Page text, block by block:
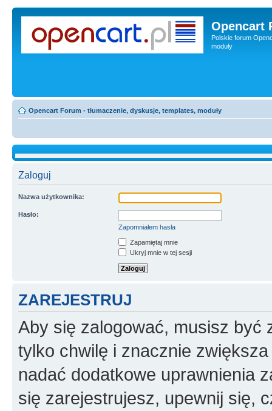
Opencart
Polskie forum
moduły
Opencart Forum - tłumaczenie, dyskusje, templates, moduły
Zaloguj
Nazwa użytkownika:
Hasło:
Zapomniałem hasła
Zapamiętaj mnie
Ukryj mnie w tej sesji
ZAREJESTRUJ
Aby się zalogować, musisz być
tylko chwilę i znacznie
nadać dodatkowe uprawnienia
się zarejestrujesz, upewnij się,